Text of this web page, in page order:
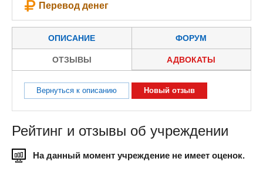
Перевод денег
ОПИСАНИЕ ФОРУМ
ОТЗЫВЫ АДВОКАТЫ
Вернуться к описанию Новый отзыв
Рейтинг и отзывы об учреждении
На данный момент учреждение не имеет оценок.